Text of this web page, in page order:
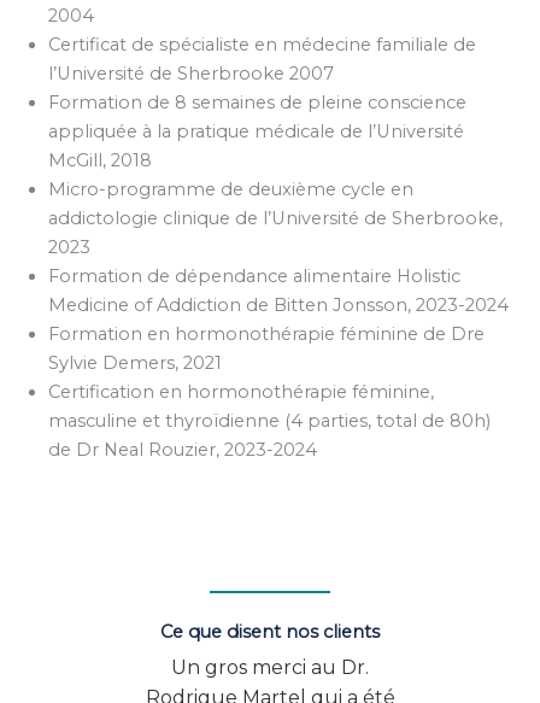
2004
Certificat de spécialiste en médecine familiale de
l’Université de Sherbrooke 2007
Formation de 8 semaines de pleine conscience
appliquée à la pratique médicale de l’Université
McGill, 2018
Micro-programme de deuxième cycle en
addictologie clinique de l’Université de Sherbrooke,
2023
Formation de dépendance alimentaire Holistic
Medicine of Addiction de Bitten Jonsson, 2023-2024
Formation en hormonothérapie féminine de Dre
Sylvie Demers, 2021
Certification en hormonothérapie féminine,
masculine et thyroïdienne (4 parties, total de 80h)
de Dr Neal Rouzier, 2023-2024
Ce que disent nos clients
Voilà le résultat de mon
expérience avec le CMIE :